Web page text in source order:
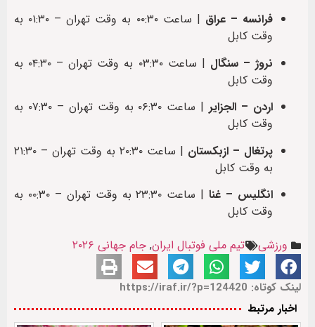
فرانسه – عراق
| ساعت ۰۰:۳۰ به وقت تهران – ۰۱:۳۰ به
وقت کابل
نروژ – سنگال
| ساعت ۰۳:۳۰ به وقت تهران – ۰۴:۳۰ به
وقت کابل
اردن – الجزایر
| ساعت ۰۶:۳۰ به وقت تهران – ۰۷:۳۰ به
وقت کابل
پرتغال – ازبکستان
| ساعت ۲۰:۳۰ به وقت تهران – ۲۱:۳۰
به وقت کابل
انگلیس – غنا
| ساعت ۲۳:۳۰ به وقت تهران – ۰۰:۳۰ به
وقت کابل
ورزشی
تیم ملی فوتبال ایران, جام جهانی ۲۰۲۶
لینک کوتاه: https://iraf.ir/?p=124420
اخبار مرتبط